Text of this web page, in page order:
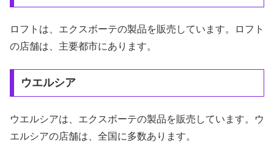
ロフトは、エクスボーテの製品を販売しています。ロフト
の店舗は、主要都市にあります。
ウエルシア
ウエルシアは、エクスボーテの製品を販売しています。ウ
エルシアの店舗は、全国に多数あります。